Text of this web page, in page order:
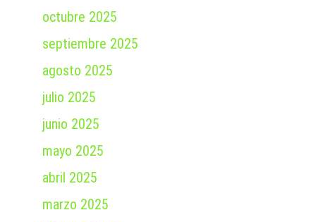
octubre 2025
septiembre 2025
agosto 2025
julio 2025
junio 2025
mayo 2025
abril 2025
marzo 2025